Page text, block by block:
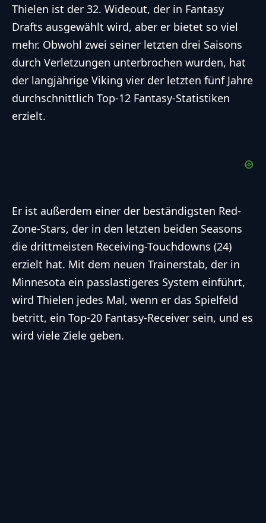
{"captcha":{"accessibility-alt":"Sound
icon","accessibility-title":"Accessibility option:
listen to a question and answer
it!","accessibility-description":"Type below the
[STRONG]answer[\/STRONG] to what you hear.
Numbers or words:","explanation":"Click or
touch the
Thielen ist der 32. Wideout, der in Fantasy
Drafts ausgewählt wird, aber er bietet so viel
mehr. Obwohl zwei seiner letzten drei Saisons
durch Verletzungen unterbrochen wurden, hat
der langjährige Viking vier der letzten fünf Jahre
durchschnittlich Top-12 Fantasy-Statistiken
erzielt.
Er ist außerdem einer der beständigsten Red-
Zone-Stars, der in den letzten beiden Seasons
die drittmeisten Receiving-Touchdowns (24)
erzielt hat. Mit dem neuen Trainerstab, der in
Minnesota ein passlastigeres System einführt,
wird Thielen jedes Mal, wenn er das Spielfeld
betritt, ein Top-20 Fantasy-Receiver sein, und es
wird viele Ziele geben.